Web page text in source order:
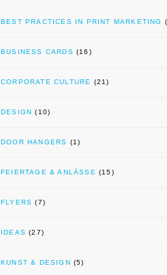
BEST PRACTICES IN PRINT MARKETING
BUSINESS CARDS (16)
CORPORATE CULTURE (21)
DESIGN (10)
DOOR HANGERS (1)
FEIERTAGE & ANLÄSSE (15)
FLYERS (7)
IDEAS (27)
KUNST & DESIGN (5)